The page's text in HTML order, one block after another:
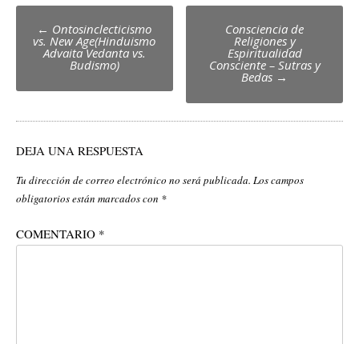
Post
navigation
← Ontosinclecticismo
vs. New Age(Hinduismo
Advaita Vedanta vs.
Budismo)
Consciencia de
Religiones y
Espiritualidad
Consciente – Sutras y
Bedas →
DEJA UNA RESPUESTA
Tu dirección de correo electrónico no será publicada. Los campos
obligatorios están marcados con *
COMENTARIO *